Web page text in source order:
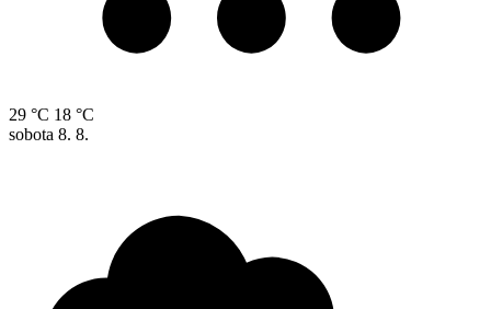
29 °C 18 °C
sobota 8. 8.